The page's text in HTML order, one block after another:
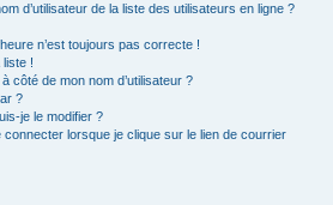
d’utilisateur de la liste des utilisateurs en ligne ?
n’est toujours pas correcte !
liste !
côté de mon nom d’utilisateur ?
?
je le modifier ?
connecter lorsque je clique sur le lien de courrier